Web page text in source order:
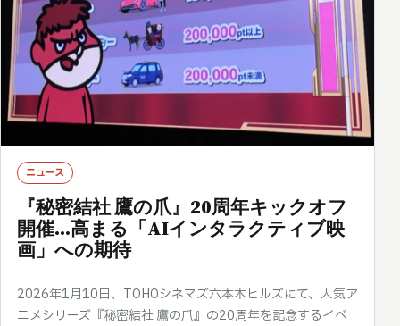
ニュース
『秘密結社 鷹の爪』20周年キックオフ
開催…高まる「AIインタラクティブ映
画」への期待
2026年1月10日、TOHOシネマズ六本木ヒルズにて、人気ア
ニメシリーズ『秘密結社 鷹の爪』の20周年を記念するイベ